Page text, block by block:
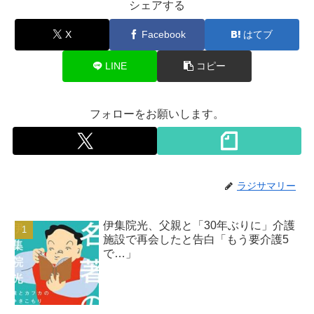
シェアする
X Facebook はてブ
LINE コピー
フォローをお願いします。
ラジサマリー
伊集院光、父親と「30年ぶりに」介護
施設で再会したと告白「もう要介護5
で…」